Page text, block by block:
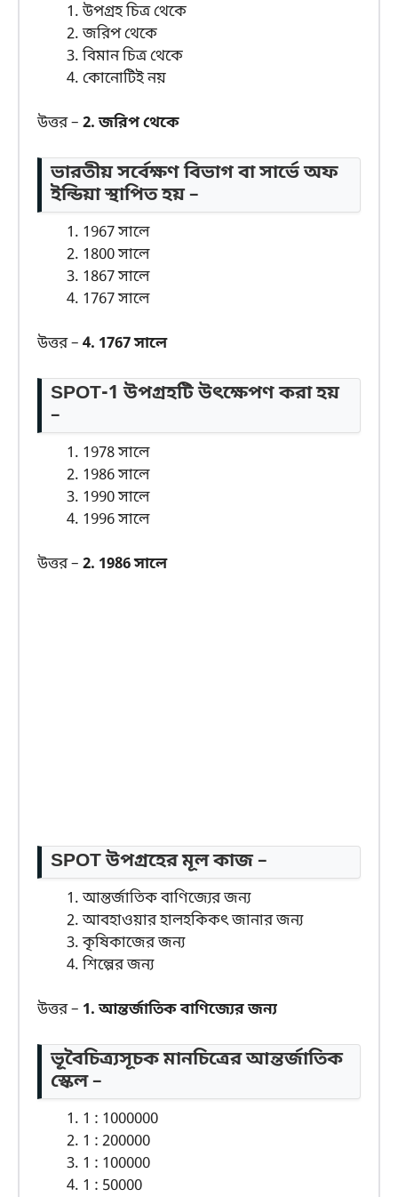
উপগ্রহ চিত্র থেকে
জরিপ থেকে
বিমান চিত্র থেকে
কোনোটিই নয়
উত্তর – 2. জরিপ থেকে
ভারতীয় সর্বেক্ষণ বিভাগ বা সার্ভে অফ
ইন্ডিয়া স্থাপিত হয় –
1967 সালে
1800 সালে
1867 সালে
1767 সালে
উত্তর – 4. 1767 সালে
SPOT-1 উপগ্রহটি উৎক্ষেপণ করা হয়
–
1978 সালে
1986 সালে
1990 সালে
1996 সালে
উত্তর – 2. 1986 সালে
SPOT উপগ্রহের মূল কাজ –
আন্তর্জাতিক বাণিজ্যের জন্য
আবহাওয়ার হালহকিকৎ জানার জন্য
কৃষিকাজের জন্য
শিল্পের জন্য
উত্তর – 1. আন্তর্জাতিক বাণিজ্যের জন্য
ভূবৈচিত্র্যসূচক মানচিত্রের আন্তর্জাতিক
স্কেল –
1 : 1000000
1 : 200000
1 : 100000
1 : 50000